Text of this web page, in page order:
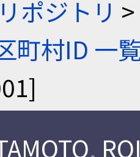
ポジトリ >
町村ID 一
,